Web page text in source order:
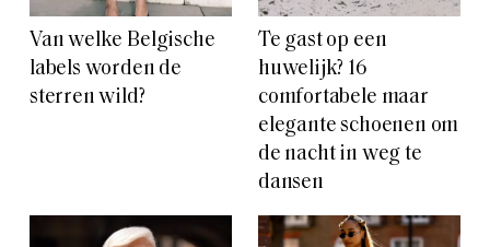
Van welke Belgische
labels worden de
sterren wild?
Te gast op een
huwelijk? 16
comfortabele maar
elegante schoenen om
de nacht in weg te
dansen